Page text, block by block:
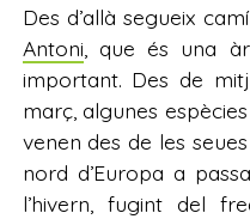
Des d’allà segueix
Antoni , que és una
important. Des de
març, algunes
venen des de les
nord d’Europa a
l’hivern, fugint del